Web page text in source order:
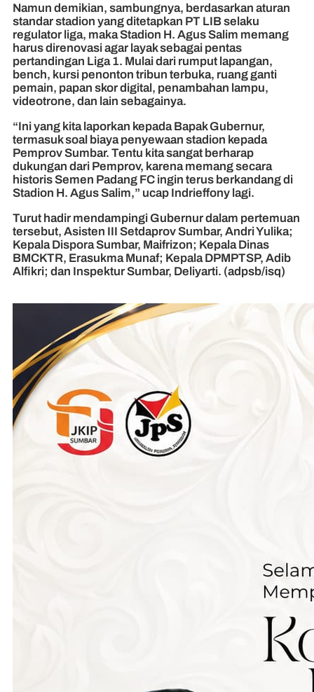
Namun demikian, sambungnya, berdasarkan aturan
standar stadion yang ditetapkan PT LIB selaku
regulator liga, maka Stadion H. Agus Salim memang
harus direnovasi agar layak sebagai pentas
pertandingan Liga 1. Mulai dari rumput lapangan,
bench, kursi penonton tribun terbuka, ruang ganti
pemain, papan skor digital, penambahan lampu,
videotrone, dan lain sebagainya.
“Ini yang kita laporkan kepada Bapak Gubernur,
termasuk soal biaya penyewaan stadion kepada
Pemprov Sumbar. Tentu kita sangat berharap
dukungan dari Pemprov, karena memang secara
historis Semen Padang FC ingin terus berkandang di
Stadion H. Agus Salim,” ucap Indrieffony lagi.
Turut hadir mendampingi Gubernur dalam pertemuan
tersebut, Asisten III Setdaprov Sumbar, Andri Yulika;
Kepala Dispora Sumbar, Maifrizon; Kepala Dinas
BMCKTR, Erasukma Munaf; Kepala DPMPTSP, Adib
Alfikri; dan Inspektur Sumbar, Deliyarti. (adpsb/isq)